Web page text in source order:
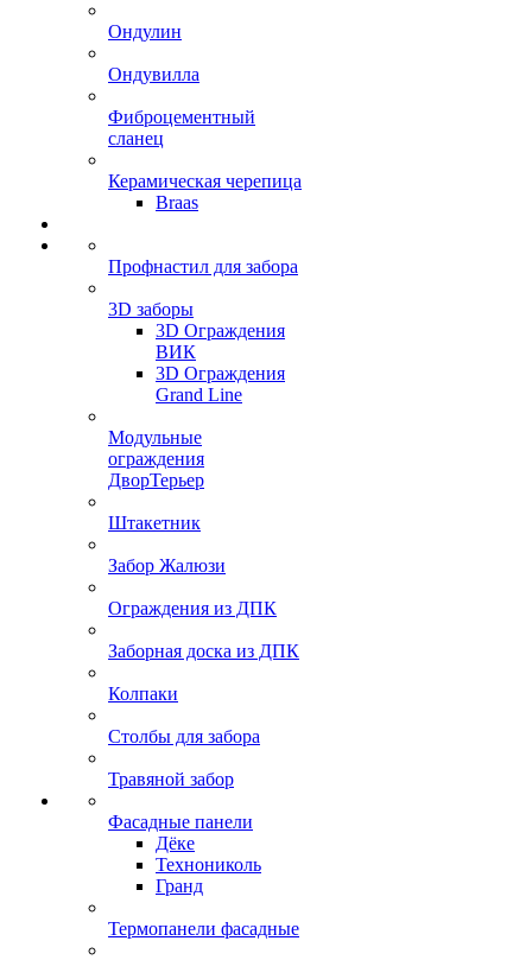
Ондулин
Ондувилла
Фиброцементный
сланец
Керамическая черепица
Braas
Профнастил для забора
3D заборы
3D Ограждения
ВИК
3D Ограждения
Grand Line
Модульные
ограждения
ДворТерьер
Штакетник
Забор Жалюзи
Ограждения из ДПК
Заборная доска из ДПК
Колпаки
Столбы для забора
Травяной забор
Фасадные панели
Дёке
Технониколь
Гранд
Термопанели фасадные